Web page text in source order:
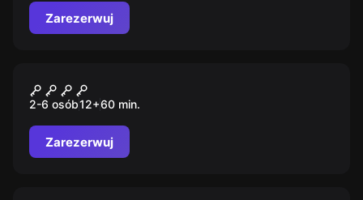
przygodę pełną nieoczekiwanych zwrotów akcji?
Zarezerwuj
Sherlock
2-6 osób12+60 min.
Zarezerwuj